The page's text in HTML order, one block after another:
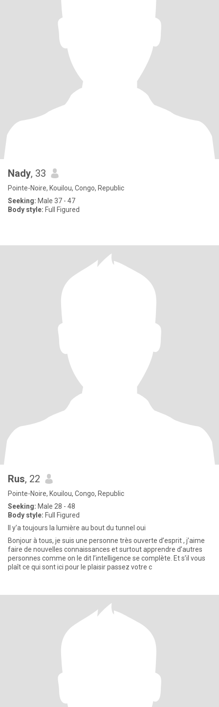
Nady, 33
Pointe-Noire, Kouilou, Congo, Republic
Seeking: Male 37 - 47
Body style: Full Figured
Rus, 22
Pointe-Noire, Kouilou, Congo, Republic
Seeking: Male 28 - 48
Body style: Full Figured
Il y’a toujours la lumière au bout du tunnel oui
Bonjour à tous, je suis une personne très ouverte d’esprit , j’aime
faire de nouvelles connaissances et surtout apprendre d’autres
personnes comme on le dit l’intelligence se complète. Et s’il vous
plaît ce qui sont ici pour le plaisir passez votre c